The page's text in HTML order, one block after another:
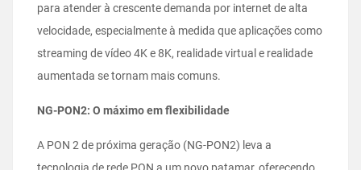
para atender à crescente demanda por internet de alta
velocidade, especialmente à medida que aplicações como
streaming de vídeo 4K e 8K, realidade virtual e realidade
aumentada se tornam mais comuns.
NG-PON2: O máximo em flexibilidade
A PON 2 de próxima geração (NG-PON2) leva a